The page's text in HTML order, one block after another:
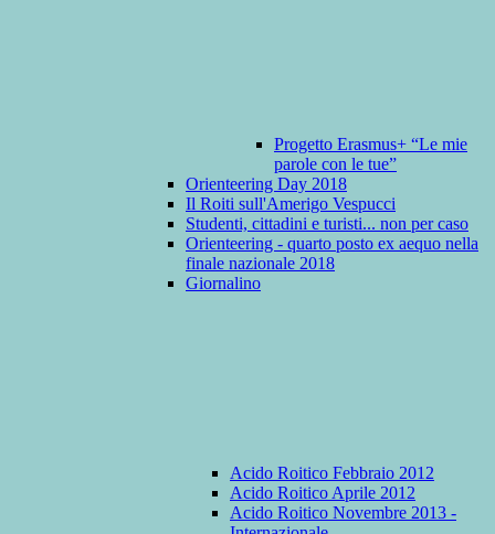
Progetto Erasmus+ “Le mie
parole con le tue”
Orienteering Day 2018
Il Roiti sull'Amerigo Vespucci
Studenti, cittadini e turisti... non per caso
Orienteering - quarto posto ex aequo nella
finale nazionale 2018
Giornalino
Acido Roitico Febbraio 2012
Acido Roitico Aprile 2012
Acido Roitico Novembre 2013 -